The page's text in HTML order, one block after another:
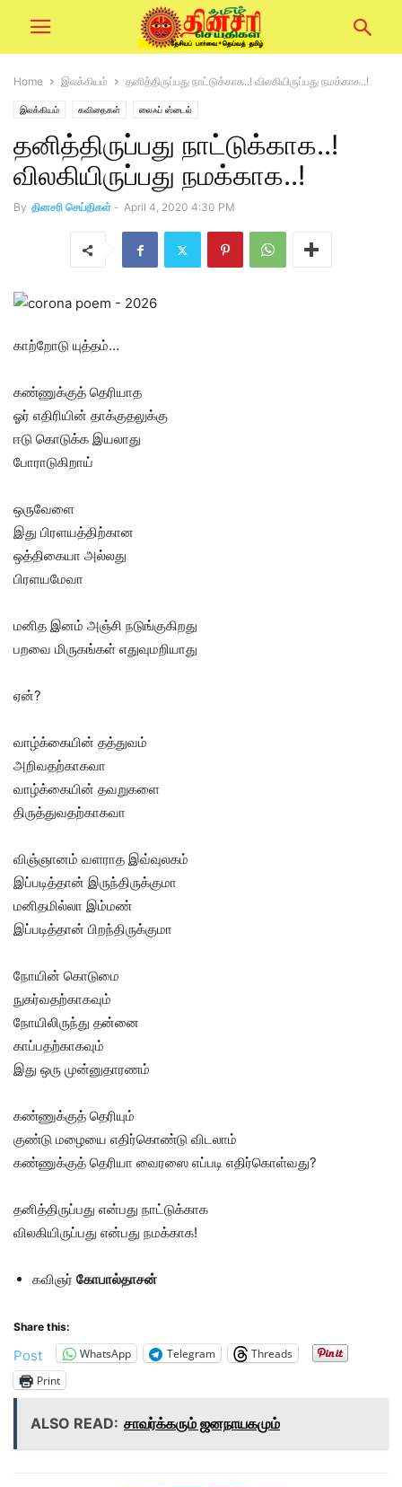
Home இலக்கியம் தனித்திருப்பது நாட்டுக்காக..! விலகியிருப்பது நமக்காக..!
இலக்கியம் கவிதைகள் லைஃப் ஸ்டைல்
தனித்திருப்பது நாட்டுக்காக..!
விலகியிருப்பது நமக்காக..!
By தினசரி செய்திகள் - April 4, 2020 4:30 PM
காற்றோடு யுத்தம்…
கண்ணுக்குத் தெரியாத
ஓர் எதிரியின் தாக்குதலுக்கு
ஈடு கொடுக்க இயலாது
போராடுகிறாய்
ஒருவேளை
இது பிரளயத்திற்கான
ஒத்திகையா அல்லது
பிரளயமேவா
மனித இனம் அஞ்சி நடுங்குகிறது
பறவை மிருகங்கள் எதுவுமறியாது
ஏன்?
வாழ்க்கையின் தத்துவம்
அறிவதற்காகவா
வாழ்க்கையின் தவறுகளை
திருத்துவதற்காகவா
விஞ்ஞானம் வளராத இவ்வுலகம்
இப்படித்தான் இருந்திருக்குமா
மனிதமில்லா இம்மண்
இப்படித்தான் பிறந்திருக்குமா
நோயின் கொடுமை
நுகர்வதற்காகவும்
நோயிலிருந்து தன்னை
காப்பதற்காகவும்
இது ஒரு முன்னுதாரணம்
கண்ணுக்குத் தெரியும்
குண்டு மழையை எதிர்கொண்டு விடலாம்
கண்ணுக்குத் தெரியா வைரஸை எப்படி எதிர்கொள்வது?
தனித்திருப்பது என்பது நாட்டுக்காக
விலகியிருப்பது என்பது நமக்காக!
கவிஞர் கோபால்தாசன்
Share this:
Post WhatsApp Telegram
Threads
Print
ALSO READ: சாவர்க்கரும் ஜனநாயகமும்